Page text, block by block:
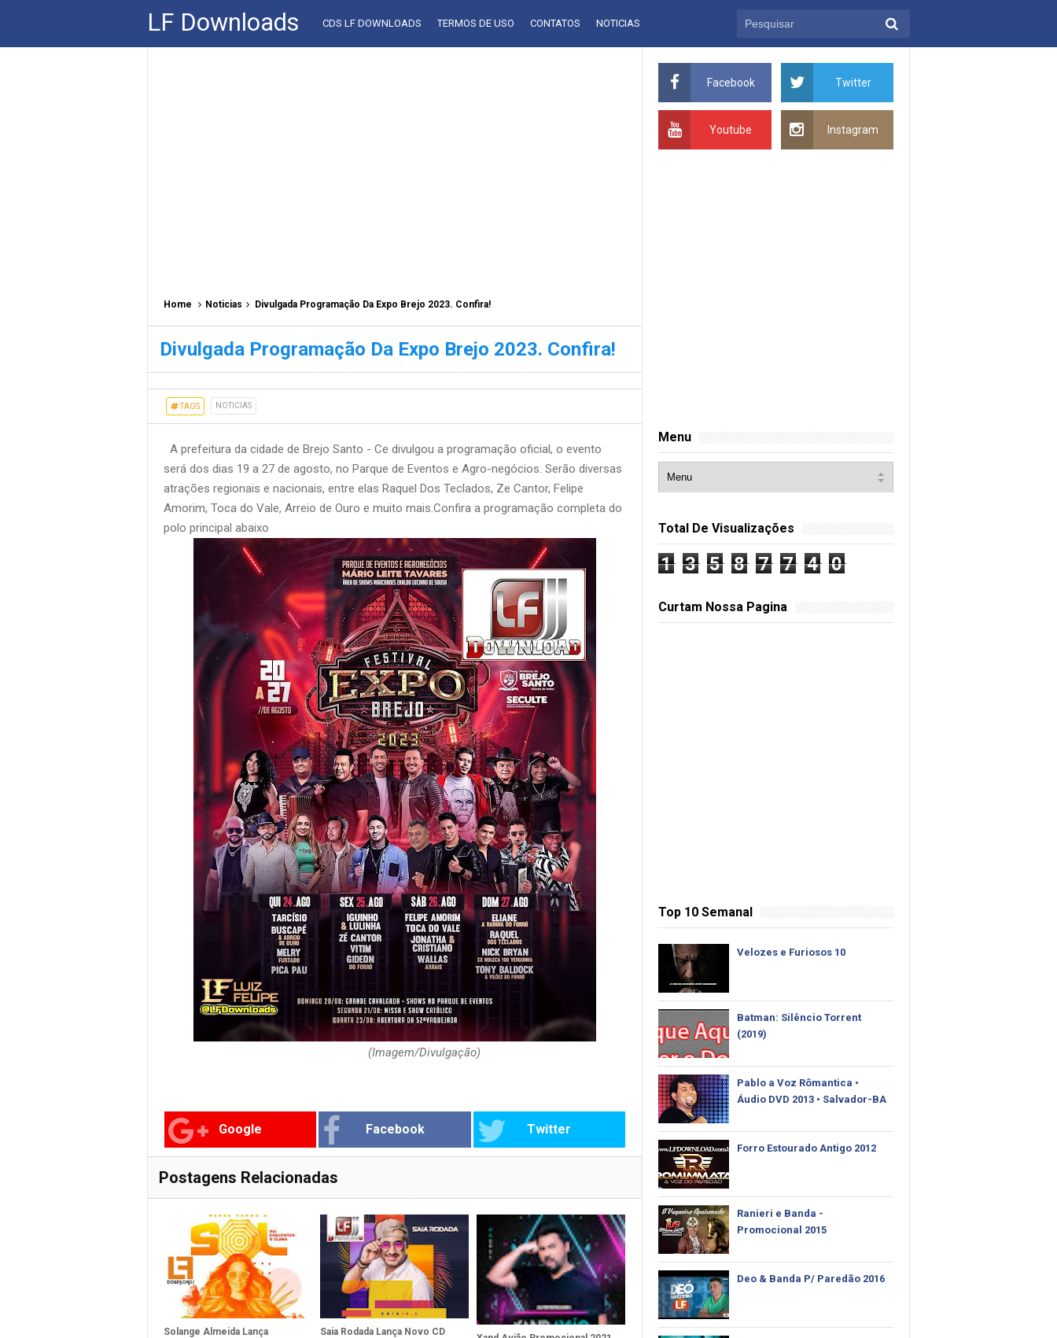
LF Downloads CDS LF DOWNLOADS TERMOS DE USO CONTATOS NOTICIAS
Home Noticias Divulgada Programação Da Expo Brejo 2023. Confira!
Divulgada Programação Da Expo Brejo 2023. Confira!
TAGS NOTICIAS
A prefeitura da cidade de Brejo Santo - Ce divulgou a programação oficial, o evento
será dos dias 19 a 27 de agosto, no Parque de Eventos e Agro-negócios. Serão diversas
atrações regionais e nacionais, entre elas Raquel Dos Teclados, Ze Cantor, Felipe
Amorim, Toca do Vale, Arreio de Ouro e muito mais.Confira a programação completa do
polo principal abaixo
(Imagem/Divulgação)
Google Facebook Twitter
Postagens Relacionadas
Solange Almeida Lança
Saia Rodada Lança Novo CD
Facebook Twitter
Youtube Instagram
Menu
Total De Visualizações
1 3 5 8 7 7 4 0
Curtam Nossa Pagina
Top 10 Semanal
Velozes e Furiosos 10
Batman: Silêncio Torrent
(2019)
Pablo‬ a Voz Rômantica •
Áudio DVD 2013 • Salvador-BA
Forro Estourado Antigo 2012
Ranieri e Banda -
Promocional 2015
Deo & Banda P/ Paredão 2016